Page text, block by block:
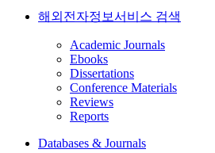
해외전자정보서비스 검색
Academic Journals
Ebooks
Dissertations
Conference Materials
Reviews
Reports
Databases & Journals